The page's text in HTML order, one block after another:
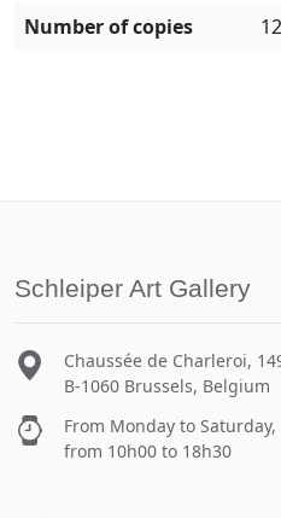
Number of copies
Schleiper Art Gallery
Chaussée de Charleroi,
B-1060 Brussels, Belgium
From Monday to Saturday,
from 10h00 to 18h30